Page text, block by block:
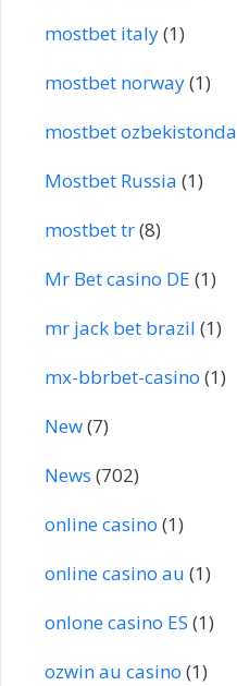
mostbet italy(1)
mostbet norway(1)
mostbet ozbekistonda
Mostbet Russia (1)
mostbet tr(8)
Mr Bet casino DE (1)
mr jack bet brazil (1)
mx-bbrbet-casino (1)
New(7)
News (702)
online casino (1)
online casino au (1)
onlone casino ES (1)
ozwin au casino (1)